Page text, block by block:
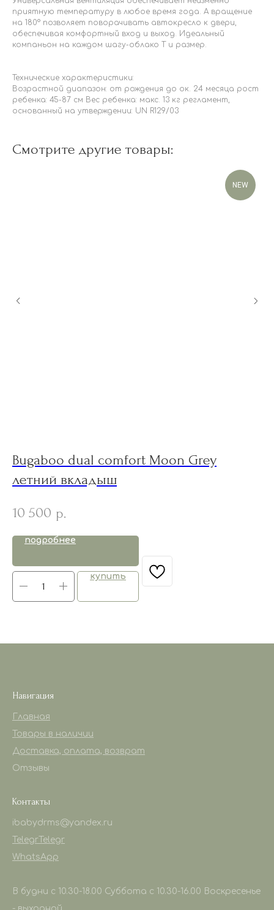
приятную температуру в любое время года. А вращение
на 180° позволяет поворачивать автокресло к двери,
обеспечивая комфортный вход и выход. Идеальный
компаньон на каждом шагу-облако Т и размер.
Технические характеристики:
Возрастной диапазон: от рождения до ок. 24 месяца рост
ребенка: 45-87 см Вес ребенка: макс. 13 кг регламент,
основанный на утверждении: UN R129/03
Смотрите другие товары:
NEW
Bugaboo dual comfort Moon Grey
летний вкладыш
10 500 р.
подробнее
купить
Навигация
Главная
Товары в наличии
Доставка, оплата, возврат
Отзывы
Контакты
ibabydrms@yandex.ru
Telegr Telegr
WhatsApp
В будни с 10.30-18.00 Суббота с 10.30-16.00 Воскресенье